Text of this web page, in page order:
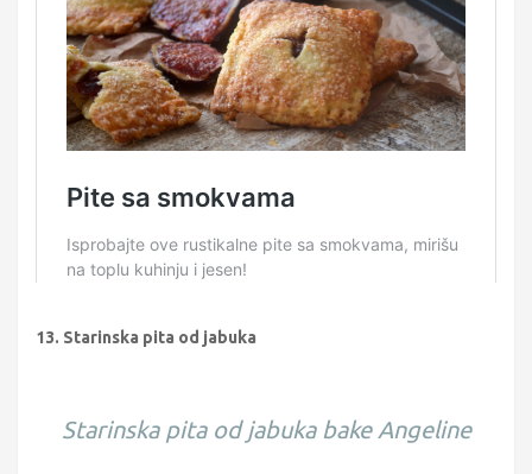
13. Starinska pita od jabuka
Starinska pita od jabuka bake Angeline